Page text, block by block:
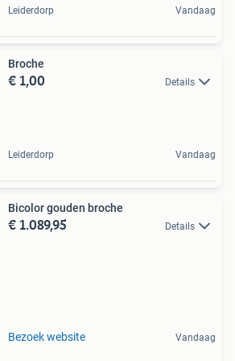
Leiderdorp Vandaag
Broche
€ 1,00 Details
Leiderdorp Vandaag
Bicolor gouden broche
€ 1.089,95 Details
Bezoek website Vandaag